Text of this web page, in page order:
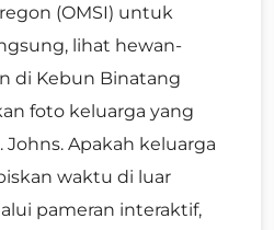
(OMSI) untuk
lihat hewan-
di Kebun Binatang
foto keluarga yang
Apakah keluarga
waktu di luar
pameran interaktif,